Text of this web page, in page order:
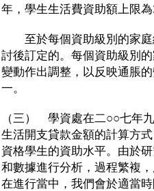
年，學生生活費資助額上限
至於每個資助級別的家庭
討後訂定的。每個資助級別
變動作出調整，以反映通脹
一。
（三） 學資處在二○○七年
生活開支貸款金額的計算方
資格學生的資助水平。由於
和數據進行分析，過程繁複
在進行當中，我們會於適當